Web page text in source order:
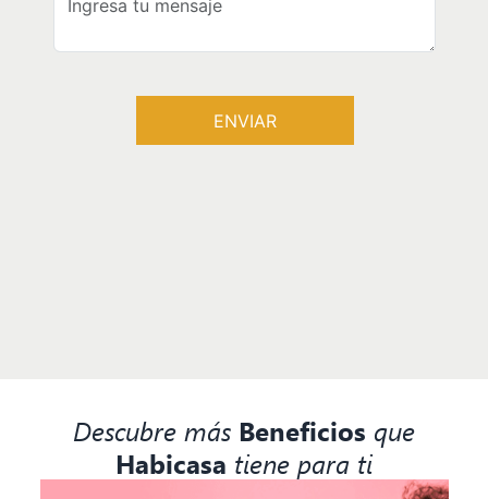
Descubre más Beneficios que
Habicasa tiene para ti